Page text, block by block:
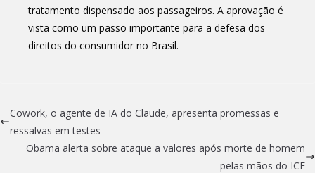
tratamento dispensado aos passageiros. A aprovação é
vista como um passo importante para a defesa dos
direitos do consumidor no Brasil.
Cowork, o agente de IA do Claude, apresenta promessas e
ressalvas em testes
Obama alerta sobre ataque a valores após morte de homem
pelas mãos do ICE